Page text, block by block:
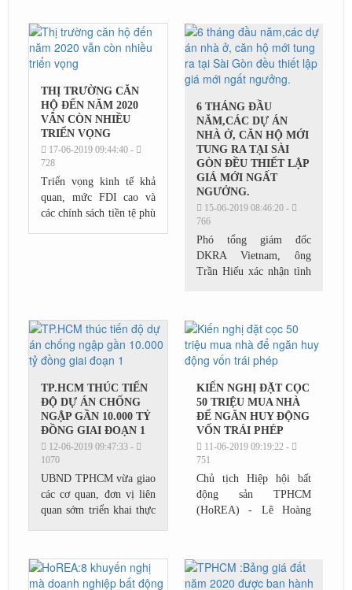
mức giá bán thời điểm...
THỊ TRƯỜNG CĂN
HỘ ĐẾN NĂM 2020
VẪN CÒN NHIỀU
TRIỂN VỌNG
17-06-2019 09:44:40 -
728
Triển vọng kinh tế khả
quan, mức FDI cao và
các chính sách tiền tệ phù
6 THÁNG ĐẦU
NĂM,CÁC DỰ ÁN
NHÀ Ở, CĂN HỘ MỚI
TUNG RA TẠI SÀI
GÒN ĐỀU THIẾT LẬP
GIÁ MỚI NGẤT
NGƯỞNG.
15-06-2019 08:46:20 -
766
Phó tổng giám đốc
DKRA Vietnam, ông
Trần Hiếu xác nhận tình
sản nhà ở tại TP HCM
đua nhau leo...
TP.HCM THÚC TIẾN
ĐỘ DỰ ÁN CHỐNG
NGẬP GẦN 10.000 TỶ
ĐỒNG GIAI ĐOẠN 1
12-06-2019 09:47:33 -
1070
UBND TPHCM vừa giao
các cơ quan, đơn vị liên
quan sớm triển khai thực
triều khu vực TPHCM có
xét đến yếu tố...
KIẾN NGHỊ ĐẶT CỌC
50 TRIỆU MUA NHÀ
ĐỂ NGĂN HUY ĐỘNG
VỐN TRÁI PHÉP
11-06-2019 09:19:22 -
751
Chủ tịch Hiệp hội bất
động sản TPHCM
(HoREA) - Lê Hoàng
quan tới các bộ luật...